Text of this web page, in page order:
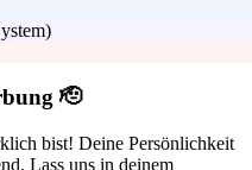
🫡
bist! Deine Persönlichkeit
Lass uns in deinem